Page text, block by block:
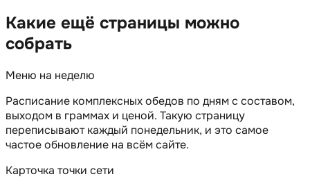
Какие ещё страницы можно
собрать
Меню на неделю
Расписание комплексных обедов по дням с составом,
выходом в граммах и ценой. Такую страницу
переписывают каждый понедельник, и это самое
частое обновление на всём сайте.
Карточка точки сети